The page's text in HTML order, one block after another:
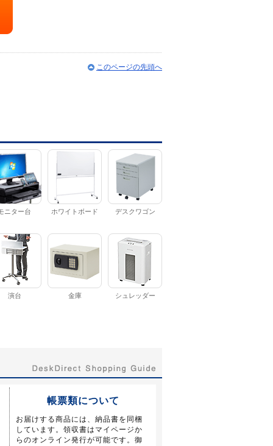
このページの先頭へ
ニター台 ホワイトボード デスクワゴン
演台 金庫 シュレッダー
帳票類について
お届けする商品には、納品書を同梱
しています。領収書はマイページか
らのオンライン発行が可能です。御